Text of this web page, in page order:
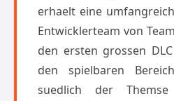
erhaelt eine
Entwicklerteam von
den ersten grossen
den spielbaren
suedlich der